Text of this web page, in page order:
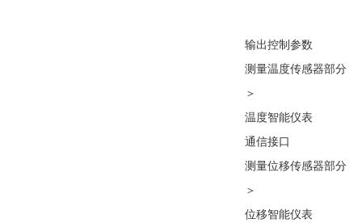
输出控制参数
测量温度传感器部分
＞
温度智能仪表
通信接口
测量位移传感器部分
＞
位移智能仪表